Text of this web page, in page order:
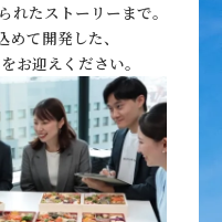
れたストーリーまで。
て開発した、
お迎えください。